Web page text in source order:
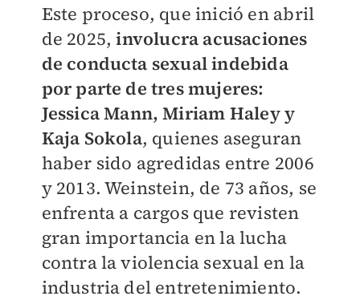
Este proceso, que inició en abril
de 2025,involucra acusaciones
de conducta sexual indebida
por parte de tres mujeres:
Jessica Mann, Miriam Haley y
Kaja Sokola, quienes aseguran
haber sido agredidas entre 2006
y 2013. Weinstein, de 73 años, se
enfrenta a cargos que revisten
gran importancia en la lucha
contra la violencia sexual en la
industria del entretenimiento.